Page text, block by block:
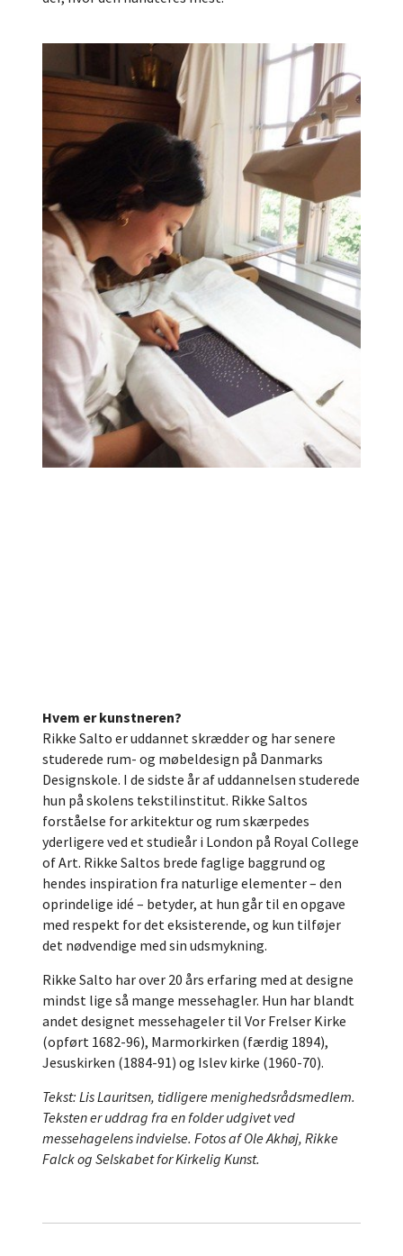
Hvem er kunstneren?
Rikke Salto er uddannet skrædder og har senere
studerede rum- og møbeldesign på Danmarks
Designskole. I de sidste år af uddannelsen studerede
hun på skolens tekstilinstitut. Rikke Saltos
forståelse for arkitektur og rum skærpedes
yderligere ved et studieår i London på Royal College
of Art. Rikke Saltos brede faglige baggrund og
hendes inspiration fra naturlige elementer – den
oprindelige idé – betyder, at hun går til en opgave
med respekt for det eksisterende, og kun tilføjer
det nødvendige med sin udsmykning.
Rikke Salto har over 20 års erfaring med at designe
mindst lige så mange messehagler. Hun har blandt
andet designet messehageler til Vor Frelser Kirke
(opført 1682-96), Marmorkirken (færdig 1894),
Jesuskirken (1884-91) og Islev kirke (1960-70).
Tekst: Lis Lauritsen, tidligere menighedsrådsmedlem.
Teksten er uddrag fra en folder udgivet ved
messehagelens indvielse. Fotos af Ole Akhøj, Rikke
Falck og Selskabet for Kirkelig Kunst.